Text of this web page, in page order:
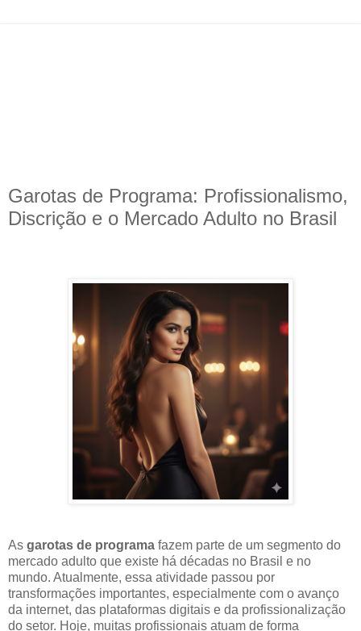
Garotas de Programa: Profissionalismo,
Discrição e o Mercado Adulto no Brasil
As garotas de programa fazem parte de um segmento do
mercado adulto que existe há décadas no Brasil e no
mundo. Atualmente, essa atividade passou por
transformações importantes, especialmente com o avanço
da internet, das plataformas digitais e da profissionalização
do setor. Hoje, muitas profissionais atuam de forma